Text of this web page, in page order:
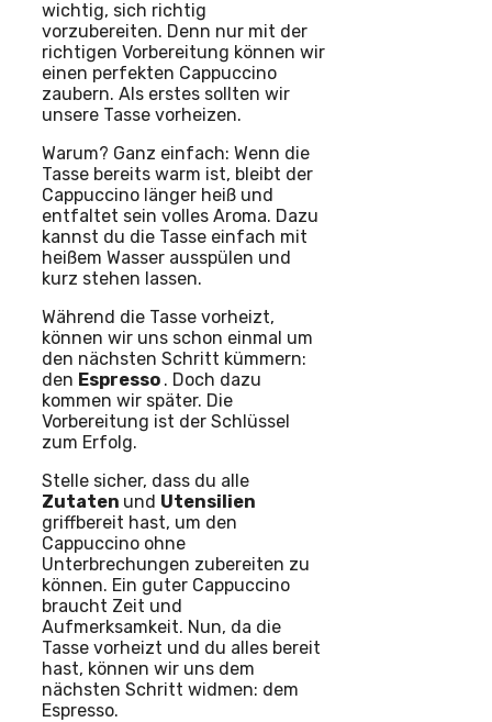
wichtig, sich richtig
vorzubereiten. Denn nur mit der
richtigen Vorbereitung können wir
einen perfekten Cappuccino
zaubern. Als erstes sollten wir
unsere Tasse vorheizen.
Warum? Ganz einfach: Wenn die
Tasse bereits warm ist, bleibt der
Cappuccino länger heiß und
entfaltet sein volles Aroma. Dazu
kannst du die Tasse einfach mit
heißem Wasser ausspülen und
kurz stehen lassen.
Während die Tasse vorheizt,
können wir uns schon einmal um
den nächsten Schritt kümmern:
den Espresso . Doch dazu
kommen wir später. Die
Vorbereitung ist der Schlüssel
zum Erfolg.
Stelle sicher, dass du alle
Zutaten und Utensilien
griffbereit hast, um den
Cappuccino ohne
Unterbrechungen zubereiten zu
können. Ein guter Cappuccino
braucht Zeit und
Aufmerksamkeit. Nun, da die
Tasse vorheizt und du alles bereit
hast, können wir uns dem
nächsten Schritt widmen: dem
Espresso.